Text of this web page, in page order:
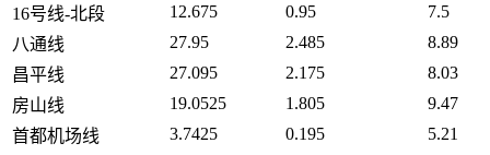
16号线-北段
12.675 0.95
7.5
八通线
27.95 2.485
8.89
昌平线
27.095 2.175
8.03
房山线
19.0525 1.805
9.47
首都机场线
3.7425 0.195
5.21